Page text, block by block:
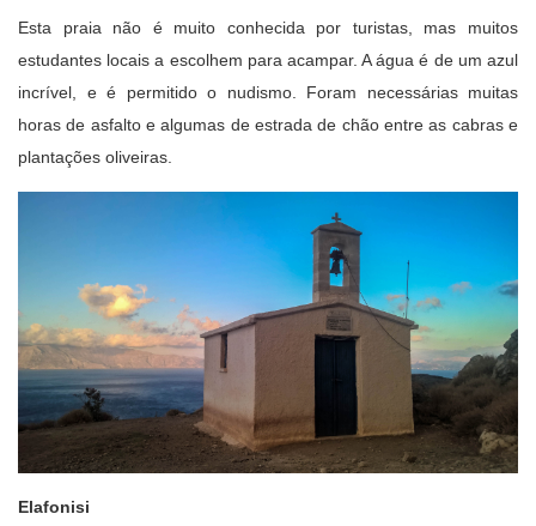
Esta praia não é muito conhecida por turistas, mas muitos
estudantes locais a escolhem para acampar. A água é de um azul
incrível, e é permitido o nudismo. Foram necessárias muitas
horas de asfalto e algumas de estrada de chão entre as cabras e
plantações oliveiras.
Elafonisi